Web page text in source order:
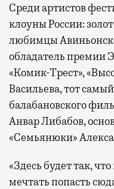
Среди артистов
клоуны России:
любимцы
обладатель премии
«Комик-Трест»,
Васильева, тот
балабановского
Анвар Либабов,
«Семьянюки»
«Здесь будет так,
мечтать попасть